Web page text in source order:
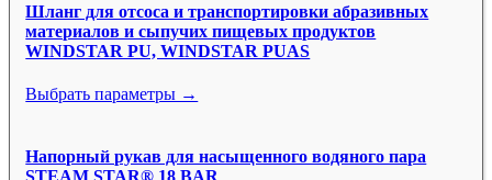
Шланг для отсоса и транспортировки абразивных
материалов и сыпучих пищевых продуктов
WINDSTAR PU, WINDSTAR PUAS
Выбрать параметры →
Напорный рукав для насыщенного водяного пара
STEAM STAR® 18 BAR